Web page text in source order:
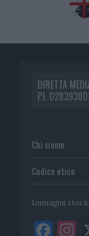
DIRETTA
P.I.
Chi siamo
Codice etico
Immagini